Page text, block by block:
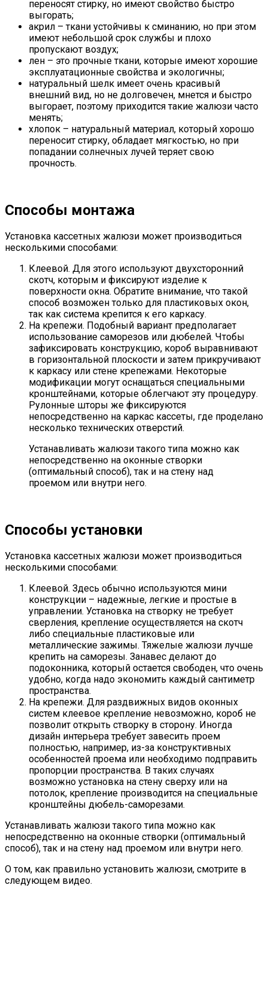
переносят стирку, но имеют свойство быстро
выгорать;
акрил – ткани устойчивы к сминанию, но при этом
имеют небольшой срок службы и плохо
пропускают воздух;
лен – это прочные ткани, которые имеют хорошие
эксплуатационные свойства и экологичны;
натуральный шелк имеет очень красивый
внешний вид, но не долговечен, мнется и быстро
выгорает, поэтому приходится такие жалюзи часто
менять;
хлопок – натуральный материал, который хорошо
переносит стирку, обладает мягкостью, но при
попадании солнечных лучей теряет свою
прочность.
Способы монтажа
Установка кассетных жалюзи может производиться
несколькими способами:
Клеевой. Для этого используют двухсторонний
скотч, которым и фиксируют изделие к
поверхности окна. Обратите внимание, что такой
способ возможен только для пластиковых окон,
так как система крепится к его каркасу.
На крепежи. Подобный вариант предполагает
использование саморезов или дюбелей. Чтобы
зафиксировать конструкцию, короб выравнивают
в горизонтальной плоскости и затем прикручивают
к каркасу или стене крепежами. Некоторые
модификации могут оснащаться специальными
кронштейнами, которые облегчают эту процедуру.
Рулонные шторы же фиксируются
непосредственно на каркас кассеты, где проделано
несколько технических отверстий.
Устанавливать жалюзи такого типа можно как
непосредственно на оконные створки
(оптимальный способ), так и на стену над
проемом или внутри него.
Способы установки
Установка кассетных жалюзи может производиться
несколькими способами:
Клеевой. Здесь обычно используются мини
конструкции – надежные, легкие и простые в
управлении. Установка на створку не требует
сверления, крепление осуществляется на скотч
либо специальные пластиковые или
металлические зажимы. Тяжелые жалюзи лучше
крепить на саморезы. Занавес делают до
подоконника, который остается свободен, что очень
удобно, когда надо экономить каждый сантиметр
пространства.
На крепежи. Для раздвижных видов оконных
систем клеевое крепление невозможно, короб не
позволит открыть створку в сторону. Иногда
дизайн интерьера требует завесить проем
полностью, например, из-за конструктивных
особенностей проема или необходимо подправить
пропорции пространства. В таких случаях
возможно установка на стену сверху или на
потолок, крепление производится на специальные
кронштейны дюбель-саморезами.
Устанавливать жалюзи такого типа можно как
непосредственно на оконные створки (оптимальный
способ), так и на стену над проемом или внутри него.
О том, как правильно установить жалюзи, смотрите в
следующем видео.